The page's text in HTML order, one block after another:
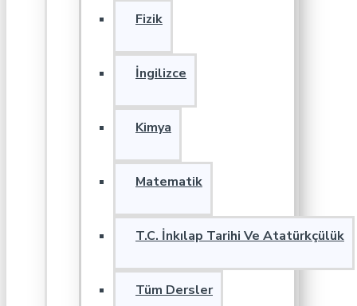
Fizik
İngilizce
Kimya
Matematik
T.C. İnkılap Tarihi Ve Atatürkçülük
Tüm Dersler